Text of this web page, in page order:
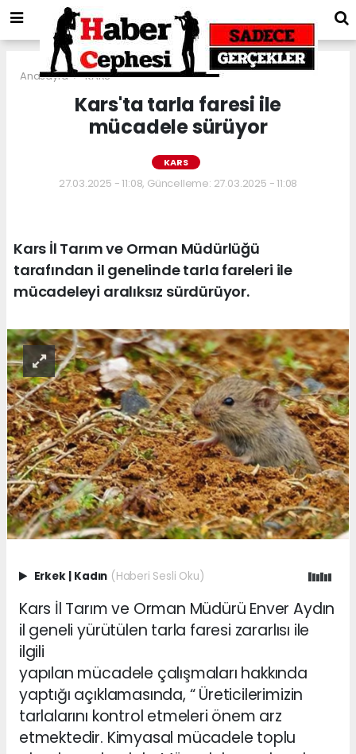
Anasayfa KARS
Kars'ta tarla faresi ile
mücadele sürüyor
KARS
27.03.2025 - 11:08, Güncelleme: 27.03.2025 - 11:08
Kars İl Tarım ve Orman Müdürlüğü
tarafından il genelinde tarla fareleri ile
mücadeleyi aralıksız sürdürüyor.
Erkek | Kadın (Haberi Sesli Oku)
Kars İl Tarım ve Orman Müdürü Enver Aydın
il geneli yürütülen tarla faresi zararlısı ile
ilgili
yapılan mücadele çalışmaları hakkında
yaptığı açıklamasında, “ Üreticilerimizin
tarlalarını kontrol etmeleri önem arz
etmektedir. Kimyasal mücadele toplu